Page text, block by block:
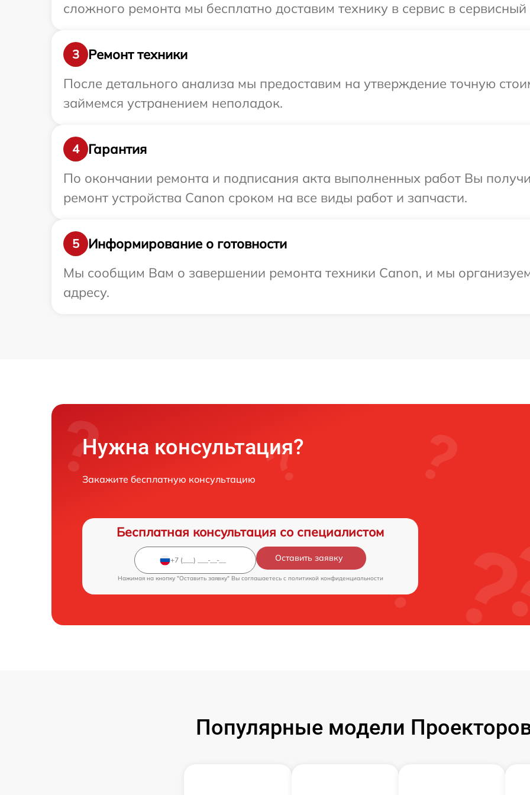
сложного ремонта мы бесплатно доставим технику в сервис в
3
Ремонт техники
После детального анализа мы предоставим на утверждение точную
займемся устранением неполадок.
4
Гарантия
По окончании ремонта и подписания акта выполненных работ Вы
ремонт устройства Canon сроком на все виды работ и запчасти.
5
Информирование о готовности
Мы сообщим Вам о завершении ремонта техники Canon, и мы
адресу.
Нужна консультация?
Закажите бесплатную консультацию
Бесплатная консультация со специалистом
Оставить заявку
Нажимая на кнопку "Оставить заявку" Вы соглашаетесь c политикой конфиденциальности
Популярные модели